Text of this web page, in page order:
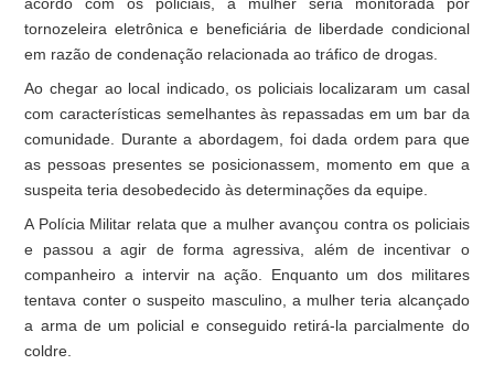
acordo com os policiais, a mulher seria monitorada por
tornozeleira eletrônica e beneficiária de liberdade condicional
em razão de condenação relacionada ao tráfico de drogas.
Ao chegar ao local indicado, os policiais localizaram um casal
com características semelhantes às repassadas em um bar da
comunidade. Durante a abordagem, foi dada ordem para que
as pessoas presentes se posicionassem, momento em que a
suspeita teria desobedecido às determinações da equipe.
A Polícia Militar relata que a mulher avançou contra os policiais
e passou a agir de forma agressiva, além de incentivar o
companheiro a intervir na ação. Enquanto um dos militares
tentava conter o suspeito masculino, a mulher teria alcançado
a arma de um policial e conseguido retirá-la parcialmente do
coldre.